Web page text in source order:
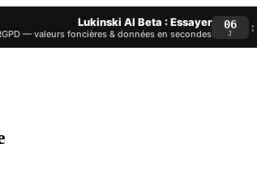
Lukinski AI Beta : Essayer
— valeurs foncières & données en secondes
06
J :